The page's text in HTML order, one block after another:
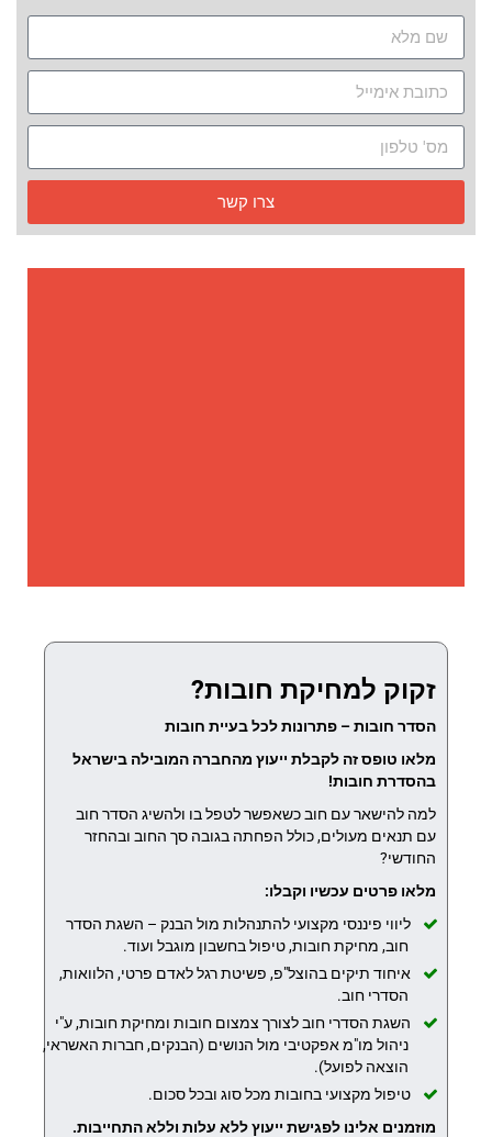
צרו קשר
זקוק למחיקת חובות?
הסדר חובות – פתרונות לכל בעיית חובות
מלאו טופס זה לקבלת ייעוץ מהחברה המובילה בישראל
בהסדרת חובות!
למה להישאר עם חוב כשאפשר לטפל בו ולהשיג הסדר חוב
עם תנאים מעולים, כולל הפחתה בגובה סך החוב ובהחזר
החודשי?
מלאו פרטים עכשיו וקבלו:
ליווי פיננסי מקצועי להתנהלות מול הבנק – השגת הסדר
חוב, מחיקת חובות, טיפול בחשבון מוגבל ועוד.
איחוד תיקים בהוצל"פ, פשיטת רגל לאדם פרטי, הלוואות,
הסדרי חוב.
השגת הסדרי חוב לצורך צמצום חובות ומחיקת חובות, ע"י
ניהול מו"מ אפקטיבי מול הנושים (הבנקים, חברות האשראי,
הוצאה לפועל).
טיפול מקצועי בחובות מכל סוג ובכל סכום.
מוזמנים אלינו לפגישת ייעוץ ללא עלות וללא התחייבות.